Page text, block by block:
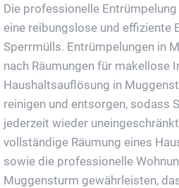
Die professionelle
eine reibungslose und effiziente
Sperrmülls. Entrümpelungen in
nach Räumungen für makellose
Haushaltsauflösung in
reinigen und entsorgen, sodass
jederzeit wieder
vollständige Räumung eines
sowie die professionelle
Muggensturm gewährleisten,